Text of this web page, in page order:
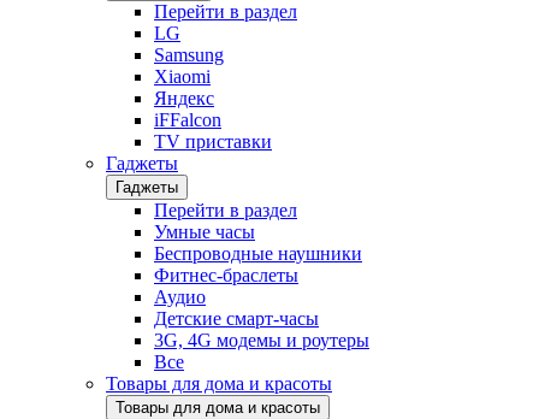
Перейти в раздел
LG
Samsung
Xiaomi
Яндекс
iFFalcon
TV приставки
Гаджеты
Гаджеты
Перейти в раздел
Умные часы
Беспроводные наушники
Фитнес-браслеты
Аудио
Детские смарт-часы
3G, 4G модемы и роутеры
Все
Товары для дома и красоты
Товары для дома и красоты